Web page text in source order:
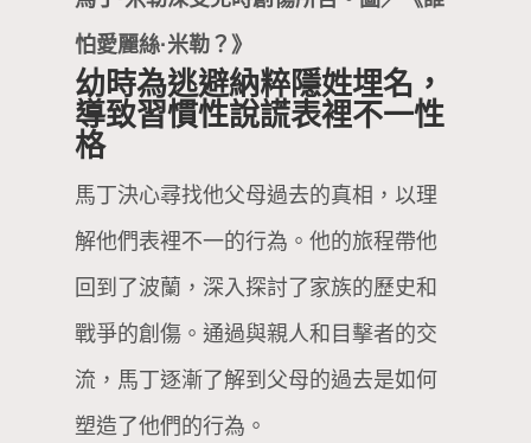
怕愛麗絲·米勒？》
幼時為逃避納粹隱姓埋名，
導致習慣性說謊表裡不一性
格
馬丁決心尋找他父母過去的真相，以理
解他們表裡不一的行為。他的旅程帶他
回到了波蘭，深入探討了家族的歷史和
戰爭的創傷。通過與親人和目擊者的交
流，馬丁逐漸了解到父母的過去是如何
塑造了他們的行為。